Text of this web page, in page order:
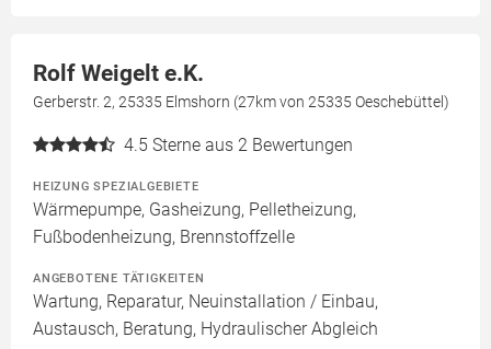
Rolf Weigelt e.K.
Gerberstr. 2, 25335 Elmshorn (27km von 25335 Oeschebüttel)
4.5 Sterne aus 2 Bewertungen
HEIZUNG SPEZIALGEBIETE
Wärmepumpe, Gasheizung, Pelletheizung,
Fußbodenheizung, Brennstoffzelle
ANGEBOTENE TÄTIGKEITEN
Wartung, Reparatur, Neuinstallation / Einbau,
Austausch, Beratung, Hydraulischer Abgleich